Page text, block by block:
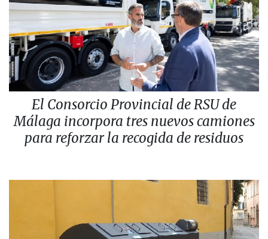
El Consorcio Provincial de RSU de
Málaga incorpora tres nuevos camiones
para reforzar la recogida de residuos